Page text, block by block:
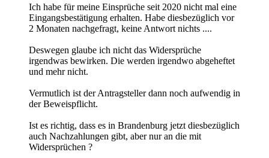
Ich habe für meine Einsprüche seit 2020 nicht mal eine
Eingangsbestätigung erhalten. Habe diesbezüglich vor
2 Monaten nachgefragt, keine Antwort nichts ....
Deswegen glaube ich nicht das Widersprüche
irgendwas bewirken. Die werden irgendwo abgeheftet
und mehr nicht.
Vermutlich ist der Antragsteller dann noch aufwendig in
der Beweispflicht.
Ist es richtig, dass es in Brandenburg jetzt diesbezüglich
auch Nachzahlungen gibt, aber nur an die mit
Widersprüchen ?